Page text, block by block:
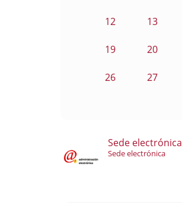
12 13
19 20
26 27
Sede electrónica
Sede electrónica